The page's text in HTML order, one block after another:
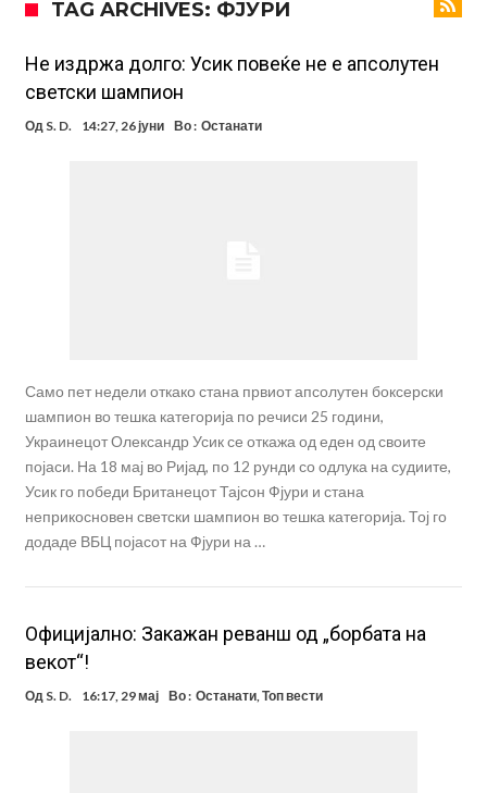
Тикет на денот (петок, 07.08.2026)
Фиренца во транс од Мастантоно
Продаден резервниот голман на Сити за 50 милиони евра
Сврзуваат уште еден англиски репрезентативец со Ливерпул
TAG ARCHIVES: ФЈУРИ
Не издржа долго: Усик повеќе не е апсолутен
светски шампион
Од S. D. 14:27, 26 јуни Во : Останати
Само пет недели откако стана првиот апсолутен боксерски
шампион во тешка категорија по речиси 25 години,
Украинецот Олександр Усик се откажа од еден од своите
појаси. На 18 мај во Ријад, по 12 рунди со одлука на судиите,
Усик го победи Британецот Тајсон Фјури и стана
неприкосновен светски шампион во тешка категорија. Тој го
додаде ВБЦ појасот на Фјури на …
Официјално: Закажан реванш од „борбата на
векот“!
Од S. D. 16:17, 29 мај Во : Останати,Топ вести